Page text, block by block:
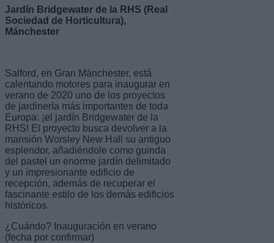
Jardín Bridgewater de la RHS (Real
Sociedad de Horticultura),
Mánchester
Salford, en Gran Mánchester, está
calentando motores para inaugurar en
verano de 2020 uno de los proyectos
de jardinería más importantes de toda
Europa: ¡el jardín Bridgewater de la
RHS! El proyecto busca devolver a la
mansión Worsley New Hall su antiguo
esplendor, añadiéndole como guinda
del pastel un enorme jardín delimitado
y un impresionante edificio de
recepción, además de recuperar el
fascinante estilo de los demás edificios
históricos.
¿Cuándo? Inauguración en verano
(fecha por confirmar)